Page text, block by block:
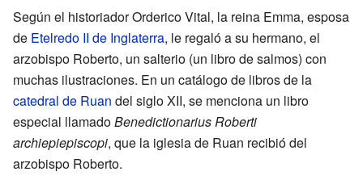
Según el historiador Orderico Vital, la reina Emma, esposa
de Etelredo II de Inglaterra, le regaló a su hermano, el
arzobispo Roberto, un salterio (un libro de salmos) con
muchas ilustraciones. En un catálogo de libros de la
catedral de Ruan del siglo XII, se menciona un libro
especial llamadoBenedictionarius Roberti
archiepiepiscopi, que la iglesia de Ruan recibió del
arzobispo Roberto.